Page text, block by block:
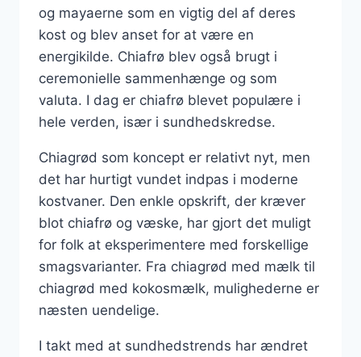
og mayaerne som en vigtig del af deres
kost og blev anset for at være en
energikilde. Chiafrø blev også brugt i
ceremonielle sammenhænge og som
valuta. I dag er chiafrø blevet populære i
hele verden, især i sundhedskredse.
Chiagrød som koncept er relativt nyt, men
det har hurtigt vundet indpas i moderne
kostvaner. Den enkle opskrift, der kræver
blot chiafrø og væske, har gjort det muligt
for folk at eksperimentere med forskellige
smagsvarianter. Fra chiagrød med mælk til
chiagrød med kokosmælk, mulighederne er
næsten uendelige.
I takt med at sundhedstrends har ændret